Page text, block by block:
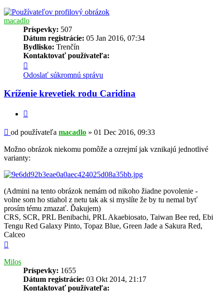
macadlo
Príspevky: 507
Dátum registrácie: 05 Jan 2016, 07:34
Bydlisko: Trenčín
Kontaktovať používateľa:
informácie
používateľa
macadlo
Odoslať súkromnú správu
Kríženie krevetiek rodu Caridina
Príspevok
od používateľa macadlo » 01 Dec 2016, 09:33
Možno obrázok niekomu pomôže a ozrejmí jak vznikajú jednotlivé
varianty:
(Admini na tento obrázok nemám od nikoho žiadne povolenie -
volne som ho stiahol z netu tak ak si myslíte že by tu nemal byť
prosím tému zmazať. Ďakujem)
CRS, SCR, PRL Benibachi, PRL Akaebiosato, Taiwan Bee red, Ebi
Tengu Red Galaxy Pinto, Topaz Blue, Green Jade a Sakura Red,
Calceo
Milos
Príspevky: 1655
Dátum registrácie: 03 Okt 2014, 21:17
Kontaktovať používateľa: